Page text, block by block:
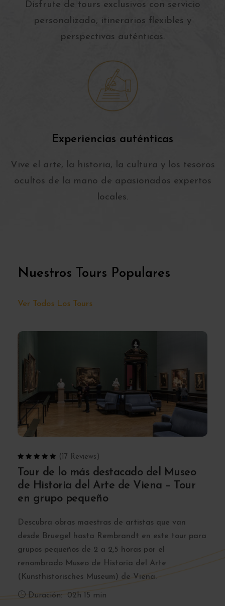
Disfrute de tours exclusivos con servicio
personalizado, itinerarios flexibles y
perspectivas auténticas.
Experiencias auténticas
Vive el arte, la historia, la cultura y los tesoros
ocultos de la mano de apasionados expertos
locales.
Nuestros Tours Populares
Ver Todos Los Tours
Tour de lo más destacado del Museo
de Historia del Arte de Viena – Tour
en grupo pequeño
Duración: 02h 15 min
Descubra obras maestras de artistas que van
desde Bruegel hasta Rembrandt en este tour para
grupos pequeños de 2 a 2,5 horas por el
renombrado Museo de Historia del Arte
(Kunsthistorisches Museum) de Viena.
(17 Reviews)